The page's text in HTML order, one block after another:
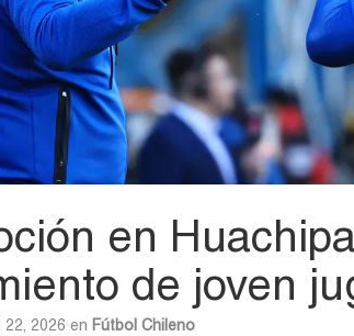
en
de joven
22, 2026 en Fútbol Chileno